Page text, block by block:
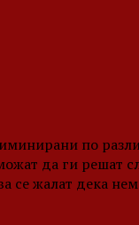
по
да ги решат
се жалат дека